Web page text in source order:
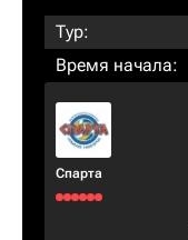
Тур:
Время начала:
Спарта